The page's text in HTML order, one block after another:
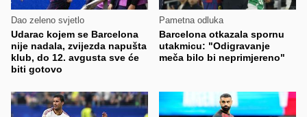
Dao zeleno svjetlo
Udarac kojem se Barcelona
nije nadala, zvijezda napušta
klub, do 12. avgusta sve će
biti gotovo
Pametna odluka
Barcelona otkazala spornu
utakmicu: "Odigravanje
meča bilo bi neprimjereno"